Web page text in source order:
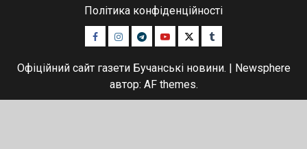
Політика конфіденційності
Facebook
Instagram
TelegramYoutubeTwitterTumblr
Офіційний сайт газети Бучанські новини. | Newsphere
автор: AF themes.